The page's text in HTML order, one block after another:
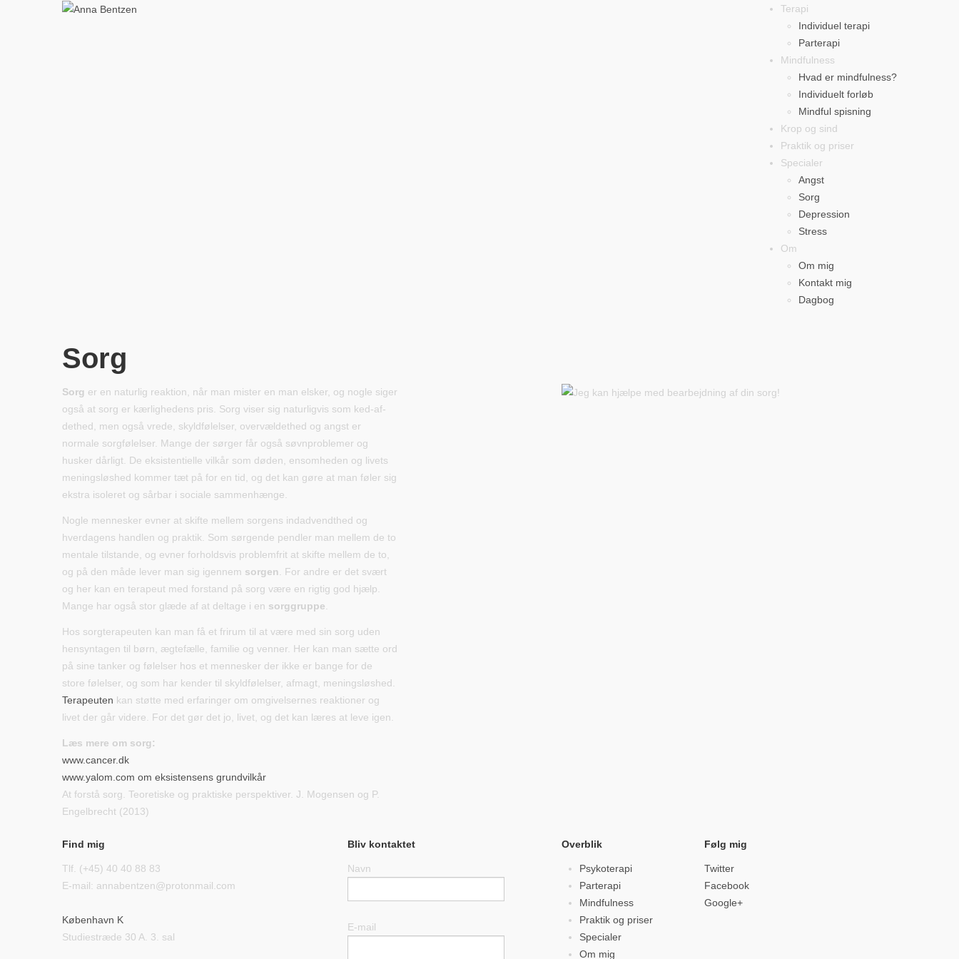
Terapi
Individuel terapi
Parterapi
Mindfulness
Hvad er mindfulness?
Individuelt forløb
Mindful spisning
Krop og sind
Praktik og priser
Specialer
Angst
Sorg
Depression
Stress
Om
Om mig
Kontakt mig
Dagbog
Sorg
Sorg er en naturlig reaktion, når man mister en man elsker, og nogle siger
også at sorg er kærlighedens pris. Sorg viser sig naturligvis som ked-af-
dethed, men også vrede, skyldfølelser, overvældethed og angst er
normale sorgfølelser. Mange der sørger får også søvnproblemer og
husker dårligt. De eksistentielle vilkår som døden, ensomheden og livets
meningsløshed kommer tæt på for en tid, og det kan gøre at man føler sig
ekstra isoleret og sårbar i sociale sammenhænge.
Nogle mennesker evner at skifte mellem sorgens indadvendthed og
hverdagens handlen og praktik. Som sørgende pendler man mellem de to
mentale tilstande, og evner forholdsvis problemfrit at skifte mellem de to,
og på den måde lever man sig igennem sorgen . For andre er det svært
og her kan en terapeut med forstand på sorg være en rigtig god hjælp.
Mange har også stor glæde af at deltage i en sorggruppe
Hos sorgterapeuten kan man få et frirum til at være med sin sorg uden
hensyntagen til børn, ægtefælle, familie og venner. Her kan man sætte ord
på sine tanker og følelser hos et mennesker der ikke er bange for de
store følelser, og som har kender til skyldfølelser, afmagt, meningsløshed.
Terapeuten kan støtte med erfaringer om omgivelsernes reaktioner og
livet der går videre. For det gør det jo, livet, og det kan læres at leve igen.
Læs mere om sorg:
www.cancer.dk
www.yalom.com om eksistensens grundvilkår
At forstå sorg. Teoretiske og praktiske perspektiver. J. Mogensen og P.
Engelbrecht (2013)
Find mig
Tlf. (+45) 40 40 88 83
E-mail: annabentzen@protonmail.com
København K
Studiestræde 30 A. 3. sal
Bliv kontaktet
Navn
E-mail
Overblik
Psykoterapi
Parterapi
Mindfulness
Praktik og priser
Specialer
Om mig
Følg mig
Twitter
Facebook
Google+